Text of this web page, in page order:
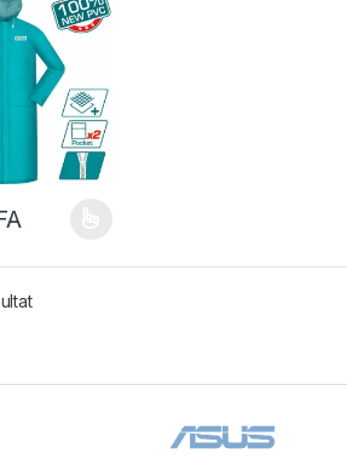
plusieurs variations. Les options peuvent